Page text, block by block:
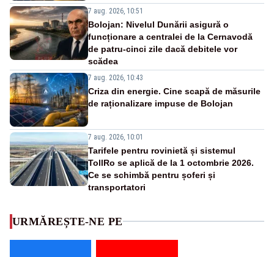
7 aug. 2026, 10:51
Bolojan: Nivelul Dunării asigură o
funcționare a centralei de la Cernavodă
de patru-cinci zile dacă debitele vor
scădea
7 aug. 2026, 10:43
Criza din energie. Cine scapă de măsurile
de raționalizare impuse de Bolojan
7 aug. 2026, 10:01
Tarifele pentru rovinietă și sistemul
TollRo se aplică de la 1 octombrie 2026.
Ce se schimbă pentru șoferi și
transportatori
URMĂREȘTE-NE PE